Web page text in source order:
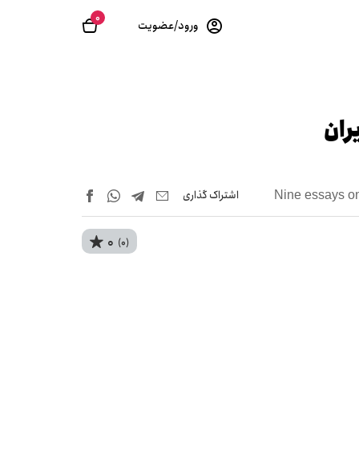
0 ورود/عضویت
Nine essays اشتراک‌ گذاری
0 (0)